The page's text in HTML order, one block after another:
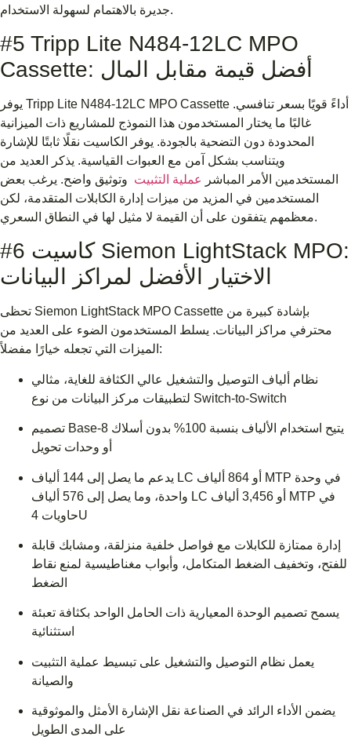
جديرة بالاهتمام لسهولة الاستخدام.
#5 Tripp Lite N484-12LC MPO
Cassette: أفضل قيمة مقابل المال
يوفر Tripp Lite N484-12LC MPO Cassette أداءً قويًا بسعر تنافسي.
غالبًا ما يختار المستخدمون هذا النموذج للمشاريع ذات الميزانية
المحدودة دون التضحية بالجودة. يوفر الكاسيت نقلًا ثابتًا للإشارة
ويتناسب بشكل آمن مع العبوات القياسية. يذكر العديد من
المستخدمين الأمر المباشر
عملية التثبيت وتوثيق واضح. يرغب بعض
المستخدمين في المزيد من ميزات إدارة الكابلات المتقدمة، لكن
معظمهم يتفقون على أن القيمة لا مثيل لها في النطاق السعري.
#6 كاسيت Siemon LightStack MPO:
تحظى Siemon LightStack MPO Cassette بإشادة كبيرة من
محترفي مراكز البيانات. يسلط المستخدمون الضوء على العديد من
الميزات التي تجعله خيارًا مفضلاً:
نظام ألياف التوصيل والتشغيل عالي الكثافة للغاية، مثالي
لتطبيقات مركز البيانات من نوع Switch-to-Switch
تصميم Base-8 يتيح استخدام الألياف بنسبة 100% بدون أسلاك
يدعم ما يصل إلى 144 ألياف LC أو 864 ألياف MTP في وحدة
واحدة، وما يصل إلى 576 ألياف LC أو 3,456 ألياف MTP في
حاويات 4U
إدارة ممتازة للكابلات مع فواصل خلفية منزلقة، ومشابك قابلة
للفتح، وتخفيف الضغط المتكامل، وأبواب مغناطيسية لمنع نقاط
الضغط
يسمح تصميم الوحدة المعيارية ذات الحامل الواحد بكثافة تعبئة
استثنائية
يعمل نظام التوصيل والتشغيل على تبسيط عملية التثبيت
والصيانة
يضمن الأداء الرائد في الصناعة نقل الإشارة الأمثل والموثوقية
على المدى الطويل